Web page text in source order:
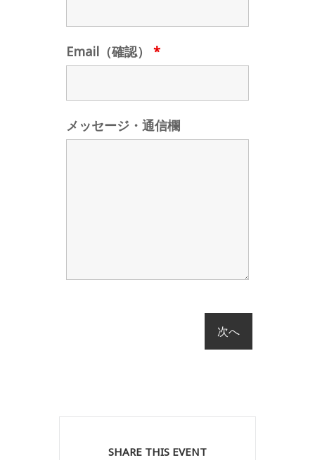
Email（確認） *
メッセージ・通信欄
SHARE THIS EVENT